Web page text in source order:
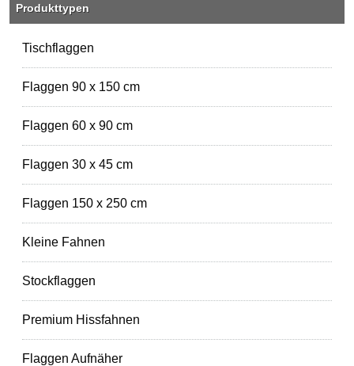
Produkttypen
Tischflaggen
Flaggen 90 x 150 cm
Flaggen 60 x 90 cm
Flaggen 30 x 45 cm
Flaggen 150 x 250 cm
Kleine Fahnen
Stockflaggen
Premium Hissfahnen
Flaggen Aufnäher